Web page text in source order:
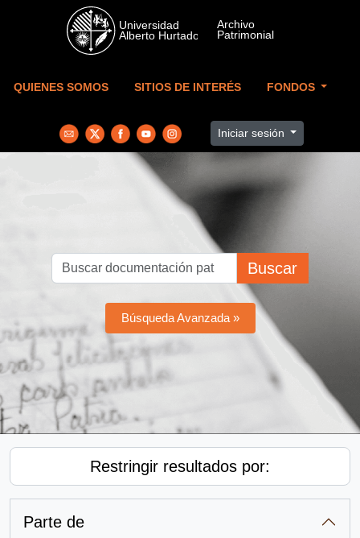
Skip to main content
QUIENES SOMOS SITIOS DE INTERÉS FONDOS
Iniciar sesión
Buscar
Búsqueda Avanzada »
Restringir resultados por:
Parte de